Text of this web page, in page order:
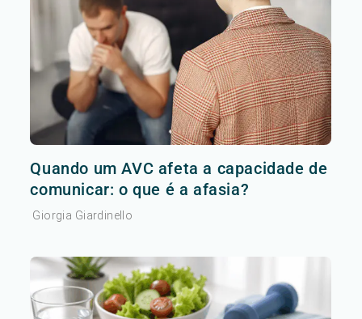
Quando um AVC afeta a capacidade de
comunicar: o que é a afasia?
Giorgia Giardinello